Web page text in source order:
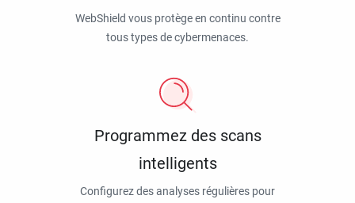
WebShield vous protège en continu contre
tous types de cybermenaces.
Programmez des scans
intelligents
Configurez des analyses régulières pour